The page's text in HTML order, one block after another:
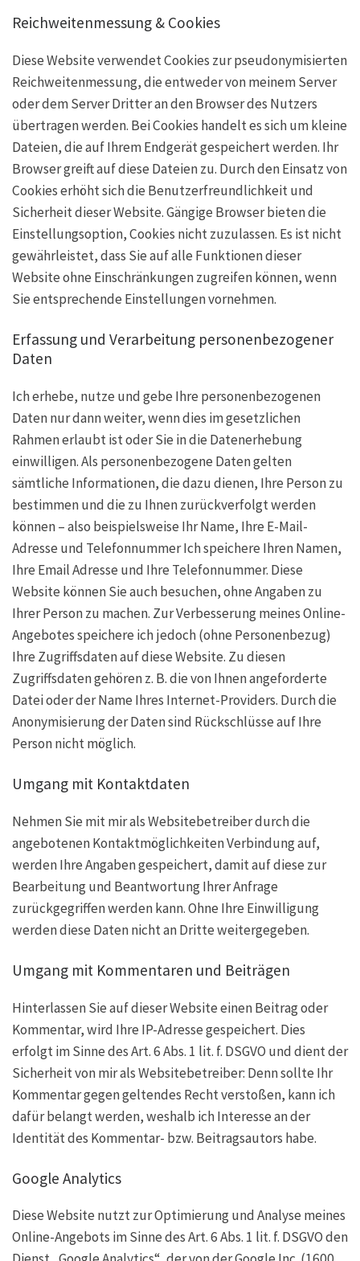
Reichweitenmessung & Cookies
Diese Website verwendet Cookies zur pseudonymisierten
Reichweitenmessung, die entweder von meinem Server
oder dem Server Dritter an den Browser des Nutzers
übertragen werden. Bei Cookies handelt es sich um kleine
Dateien, die auf Ihrem Endgerät gespeichert werden. Ihr
Browser greift auf diese Dateien zu. Durch den Einsatz von
Cookies erhöht sich die Benutzerfreundlichkeit und
Sicherheit dieser Website. Gängige Browser bieten die
Einstellungsoption, Cookies nicht zuzulassen. Es ist nicht
gewährleistet, dass Sie auf alle Funktionen dieser
Website ohne Einschränkungen zugreifen können, wenn
Sie entsprechende Einstellungen vornehmen.
Erfassung und Verarbeitung personenbezogener
Daten
Ich erhebe, nutze und gebe Ihre personenbezogenen
Daten nur dann weiter, wenn dies im gesetzlichen
Rahmen erlaubt ist oder Sie in die Datenerhebung
einwilligen. Als personenbezogene Daten gelten
sämtliche Informationen, die dazu dienen, Ihre Person zu
bestimmen und die zu Ihnen zurückverfolgt werden
können – also beispielsweise Ihr Name, Ihre E-Mail-
Adresse und Telefonnummer Ich speichere Ihren Namen,
Ihre Email Adresse und Ihre Telefonnummer. Diese
Website können Sie auch besuchen, ohne Angaben zu
Ihrer Person zu machen. Zur Verbesserung meines Online-
Angebotes speichere ich jedoch (ohne Personenbezug)
Ihre Zugriffsdaten auf diese Website. Zu diesen
Zugriffsdaten gehören z. B. die von Ihnen angeforderte
Datei oder der Name Ihres Internet-Providers. Durch die
Anonymisierung der Daten sind Rückschlüsse auf Ihre
Person nicht möglich.
Umgang mit Kontaktdaten
Nehmen Sie mit mir als Websitebetreiber durch die
angebotenen Kontaktmöglichkeiten Verbindung auf,
werden Ihre Angaben gespeichert, damit auf diese zur
Bearbeitung und Beantwortung Ihrer Anfrage
zurückgegriffen werden kann. Ohne Ihre Einwilligung
werden diese Daten nicht an Dritte weitergegeben.
Umgang mit Kommentaren und Beiträgen
Hinterlassen Sie auf dieser Website einen Beitrag oder
Kommentar, wird Ihre IP-Adresse gespeichert. Dies
erfolgt im Sinne des Art. 6 Abs. 1 lit. f. DSGVO und dient der
Sicherheit von mir als Websitebetreiber: Denn sollte Ihr
Kommentar gegen geltendes Recht verstoßen, kann ich
dafür belangt werden, weshalb ich Interesse an der
Identität des Kommentar- bzw. Beitragsautors habe.
Google Analytics
Diese Website nutzt zur Optimierung und Analyse meines
Online-Angebots im Sinne des Art. 6 Abs. 1 lit. f. DSGVO den